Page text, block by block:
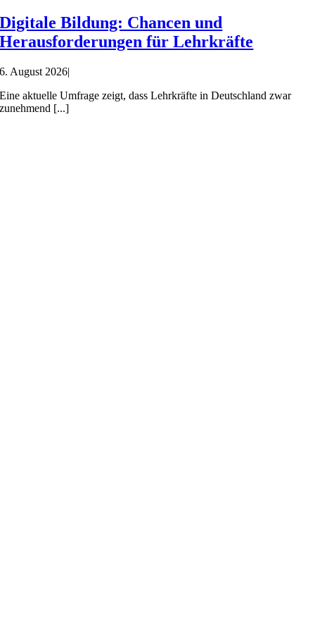
Digitale Bildung: Chancen und
Herausforderungen für Lehrkräfte
6. August 2026|
Eine aktuelle Umfrage zeigt, dass Lehrkräfte in Deutschland zwar
zunehmend [...]